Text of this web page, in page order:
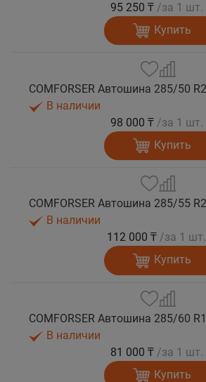
95 250 ₸ /за 1 шт.
Купить
В наличии
98 000 ₸ /за 1 шт.
Купить
В наличии
112 000 ₸ /за 1 шт.
Купить
В наличии
81 000 ₸ /за 1 шт.
Купить